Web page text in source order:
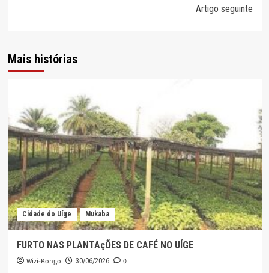
Artigo seguinte
Mais histórias
Cidade do Uíge Mukaba
FURTO NAS PLANTAçÕES DE CAFÉ NO UÍGE
Wizi-Kongo 30/06/2026 0